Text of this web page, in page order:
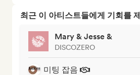
최근 이 아티스트들에게 기회를
Mary & Jesse &
DISCOZERO
미팅 잡음